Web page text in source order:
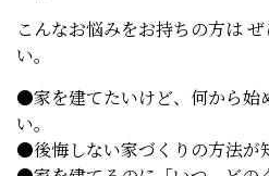
こんなお悩みをお持ちの方は
い。
●家を建てたいけど、何から始
い。
●後悔しない家づくりの方法が